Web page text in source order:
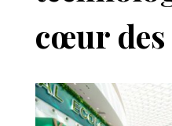
cœur des